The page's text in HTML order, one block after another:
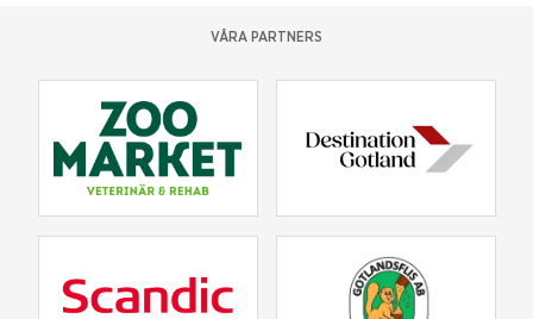
VÅRA PARTNERS